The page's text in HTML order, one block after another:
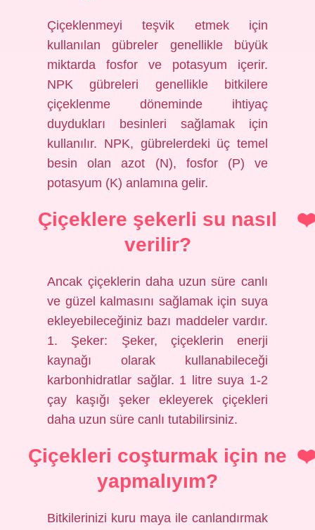
Çiçeklenmeyi teşvik etmek için
kullanılan gübreler genellikle büyük
miktarda fosfor ve potasyum içerir.
NPK gübreleri genellikle bitkilere
çiçeklenme döneminde ihtiyaç
duydukları besinleri sağlamak için
kullanılır. NPK, gübrelerdeki üç temel
besin olan azot (N), fosfor (P) ve
potasyum (K) anlamına gelir.
Çiçeklere şekerli su nasıl
verilir?
Ancak çiçeklerin daha uzun süre canlı
ve güzel kalmasını sağlamak için suya
ekleyebileceğiniz bazı maddeler vardır.
1. Şeker: Şeker, çiçeklerin enerji
kaynağı olarak kullanabileceği
karbonhidratlar sağlar. 1 litre suya 1-2
çay kaşığı şeker ekleyerek çiçekleri
daha uzun süre canlı tutabilirsiniz.
Çiçekleri coşturmak için ne
yapmalıyım?
Bitkilerinizi kuru maya ile canlandırmak